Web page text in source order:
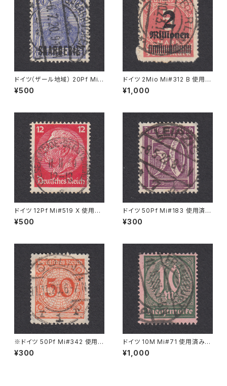
ドイツ（ザール地域） 20Pf Mi#
35 使用済み切手｜SAARBRÜ
CKEN 6.7.1920
¥500
ドイツ 2Mio Mi#312 B 使用済
み切手｜BERLIN 30.10.1923
¥1,000
ドイツ 12Pf Mi#519 X 使用済
み切手｜WESERMÜNDE-GE
ESTEMÜNDE 11.11.1939
¥500
ドイツ 50Pf Mi#183 使用済み
切手｜LEIPZIG 8.5.1922
¥300
※ドイツ 50Pf Mi#342 使用済
み切手｜CÖLN 11.11.1925
¥300
ドイツ 10M Mi#71 使用済み切
手｜FRANKFURT 11.5.1923
¥1,000